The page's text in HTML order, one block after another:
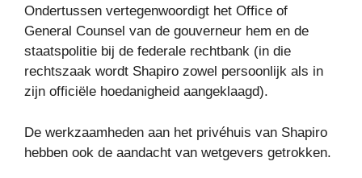
Ondertussen vertegenwoordigt het Office of
General Counsel van de gouverneur hem en de
staatspolitie bij de federale rechtbank (in die
rechtszaak wordt Shapiro zowel persoonlijk als in
zijn officiële hoedanigheid aangeklaagd).
De werkzaamheden aan het privéhuis van Shapiro
hebben ook de aandacht van wetgevers getrokken.